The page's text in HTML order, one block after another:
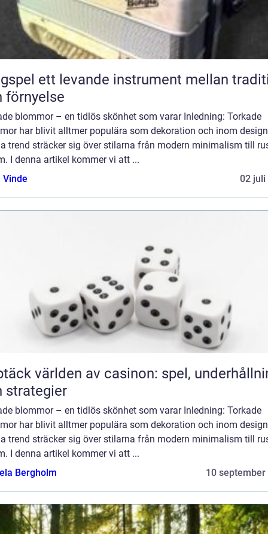
mellan tradition
förnyelse
blommor – en tidlös skönhet som varar Inledning: Torkade
har blivit alltmer populära som dekoration och inom
trend sträcker sig över stilarna från modern minimalism till
I denna artikel kommer vi att ...
Vinde
02 juli
världen av casinon: spel,
strategier
blommor – en tidlös skönhet som varar Inledning: Torkade
har blivit alltmer populära som dekoration och inom
trend sträcker sig över stilarna från modern minimalism till
I denna artikel kommer vi att ...
Bergholm
10 september